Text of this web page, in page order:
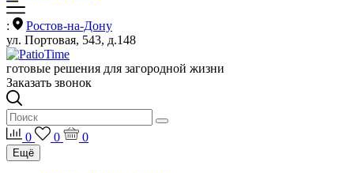
:
Ростов-на-Дону
ул. Портовая, 543, д.148
готовые решения для загородной жизни
Заказать звонок
0 0 0
Ещё